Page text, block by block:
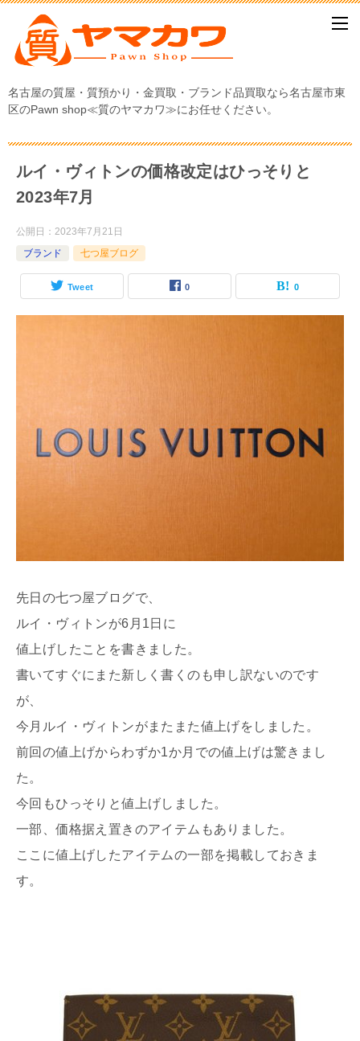
名古屋の質屋・質預かり・金買取・ブランド品買取なら名古屋市東
区のPawn shop≪質のヤマカワ≫にお任せください。
ルイ・ヴィトンの価格改定はひっそりと
2023年7月
公開日： 2023年7月21日
ブランド
七つ屋ブログ
Tweet 0 0
先日の七つ屋ブログで、
ルイ・ヴィトンが6月1日に
値上げしたことを書きました。
書いてすぐにまた新しく書くのも申し訳ないのです
が、
今月ルイ・ヴィトンがまたまた値上げをしました。
前回の値上げからわずか1か月での値上げは驚きまし
た。
今回もひっそりと値上げしました。
一部、価格据え置きのアイテムもありました。
ここに値上げしたアイテムの一部を掲載しておきま
す。